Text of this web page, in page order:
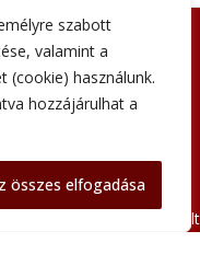
szabott
valamint a
(cookie) használunk.
hozzájárulhat a
összes elfogadása
Könyv- és Kegytárgybolt